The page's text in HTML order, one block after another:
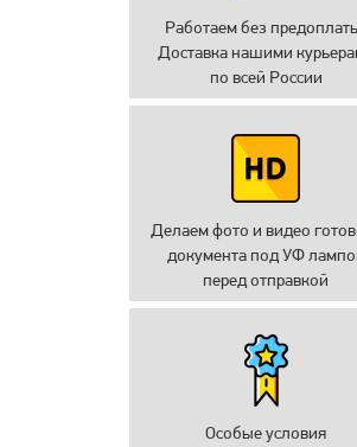
Работаем без
Доставка нашими
по всей России
Делаем фото и видео
документа под УФ
перед отправкой
Особые условия